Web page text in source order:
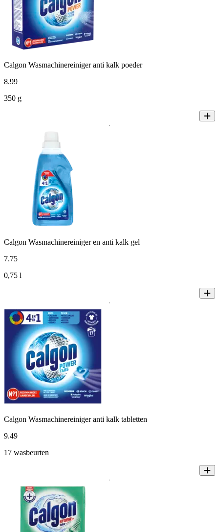
Calgon Wasmachinereiniger anti kalk poeder
8.99
350 g
Calgon Wasmachinereiniger en anti kalk gel
7.75
0,75 l
Calgon Wasmachinereiniger anti kalk tabletten
9.49
17 wasbeurten